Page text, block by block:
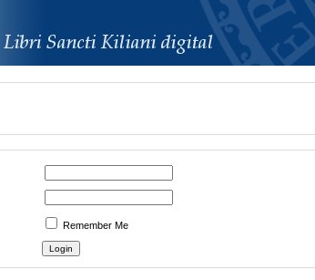
Remember Me